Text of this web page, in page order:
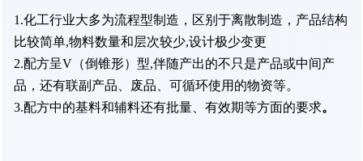
1.化工行业大多为流程型制造，区别于离散制造，产品结构
比较简单,物料数量和层次较少,设计极少变更
2.配方呈V（倒锥形）型,伴随产出的不只是产品或中间产
品，还有联副产品、废品、可循环使用的物资等。
3.配方中的基料和辅料还有批量、有效期等方面的要求。